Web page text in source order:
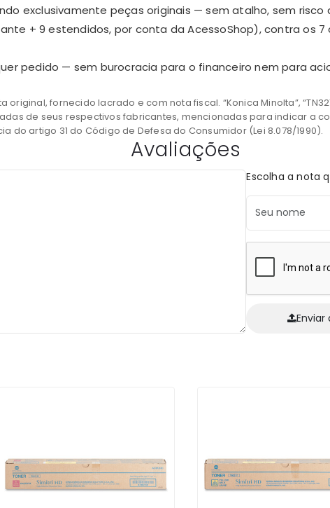
exclusivamente peças originais — sem atalho, sem risco
+ 9 estendidos, por conta da AcessoShop), contra os
pedido — sem burocracia para o financeiro nem para
original, fornecido lacrado e com nota fiscal. “Konica Minolta”,
de seus respectivos fabricantes, mencionadas para indicar a
artigo 31 do Código de Defesa do Consumidor (Lei 8.078/1990).
Avaliações
Escolha a nota
Enviar